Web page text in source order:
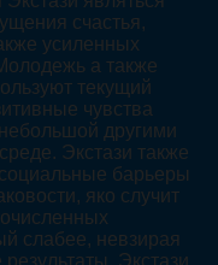
счастья,
усиленных
а также
текущий
чувства
другими
Экстази также
барьеры
яко случит
слабее, невзирая